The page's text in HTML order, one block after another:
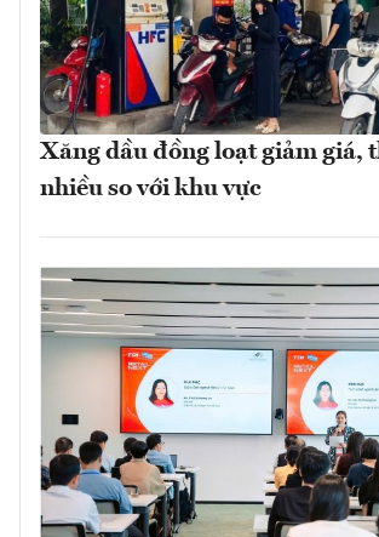
Xăng dầu đồng loạt giảm giá,
nhiều so với khu vực